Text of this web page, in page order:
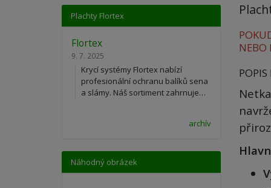
NEBO
Plachty Flortex
Flortex
9. 7. 2025
Krycí systémy Flortex nabízí
profesionální ochranu balíků sena
a slámy. Náš sortiment zahrnuje…
archív
Náhodný obrázek